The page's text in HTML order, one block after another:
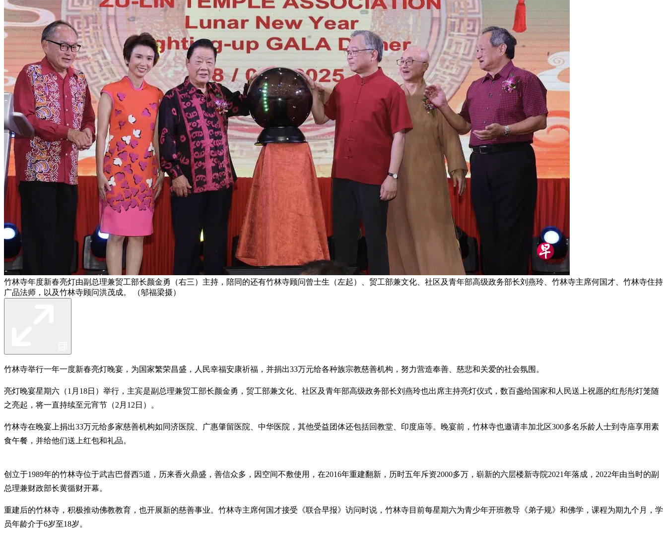
竹林寺年度新春亮灯由副总理兼贸工部长颜金勇（右三）主持，陪同的还有竹林寺顾问曾士生（左起）、贸工部兼文化、社区及青年部高级政务部长刘燕玲、竹林寺主席何国才、竹林寺住持
广品法师，以及竹林寺顾问洪茂成。 （邬福梁摄）
竹林寺举行一年一度新春亮灯晚宴，为国家繁荣昌盛，人民幸福安康祈福，并捐出33万元给各种族宗教慈善机构，努力营造奉善、慈悲和关爱的社会氛围。
亮灯晚宴星期六（1月18日）举行，主宾是副总理兼贸工部长颜金勇，贸工部兼文化、社区及青年部高级政务部长刘燕玲也出席主持亮灯仪式，数百盏给国家和人民送上祝愿的红彤彤灯笼随
之亮起，将一直持续至元宵节（2月12日）。
竹林寺在晚宴上捐出33万元给多家慈善机构如同济医院、广惠肇留医院、中华医院，其他受益团体还包括回教堂、印度庙等。晚宴前，竹林寺也邀请丰加北区300多名乐龄人士到寺庙享用素
食午餐，并给他们送上红包和礼品。
创立于1989年的竹林寺位于武吉巴督西5道，历来香火鼎盛，善信众多，因空间不敷使用，在2016年重建翻新，历时五年斥资2000多万，崭新的六层楼新寺院2021年落成，2022年由当时的副
总理兼财政部长黄循财开幕。
重建后的竹林寺，积极推动佛教教育，也开展新的慈善事业。竹林寺主席何国才接受《联合早报》访问时说，竹林寺目前每星期六为青少年开班教导《弟子规》和佛学，课程为期九个月，学
员年龄介于6岁至18岁。